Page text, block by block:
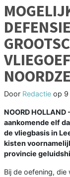
Door Redactie op 9
NOORD
aankomende elf
de vliegbasis in
kisten
provincie
Bij de oefening,